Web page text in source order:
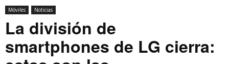
Móviles Noticias
La división de
smartphones de LG cierra: